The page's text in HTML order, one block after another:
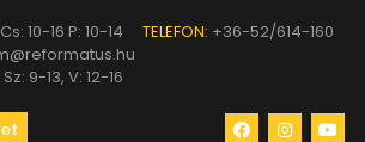
10-16 P: 10-14 TELEFON: +36-52/614-160
9-13, V: 12-16